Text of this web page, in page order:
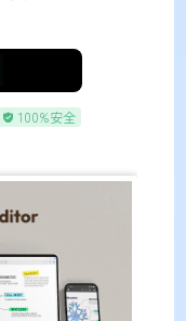
100%安全